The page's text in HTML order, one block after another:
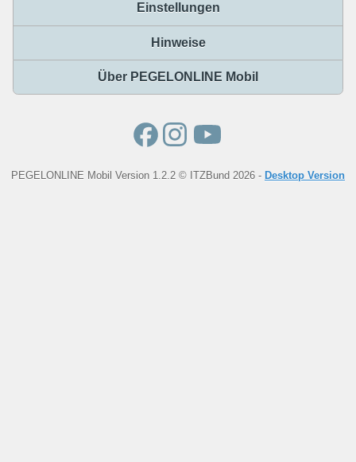
Einstellungen
Hinweise
Über PEGELONLINE Mobil
PEGELONLINE Mobil Version 1.2.2 © ITZBund 2026 - Desktop Version